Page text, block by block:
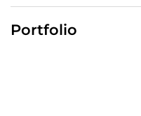
En parallèle, je fais de la
plein de nouveaux
Portfolio